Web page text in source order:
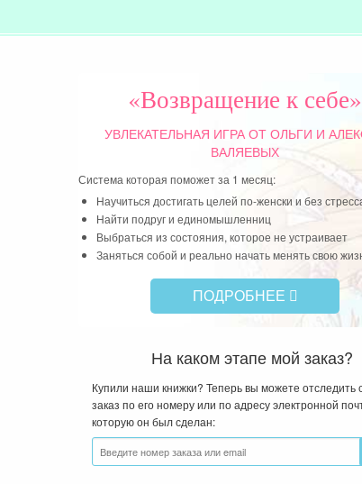
«Возвращение к себе»
ВАЛЯЕВЫХ
Научиться достигать целей по-женски и без
Найти подруг и единомышленниц
Выбраться из состояния, которое не устраивает
Заняться собой и реально начать менять свою
ПОДРОБНЕЕ
заказ по его номеру или по адресу электронной
которую он был сделан: